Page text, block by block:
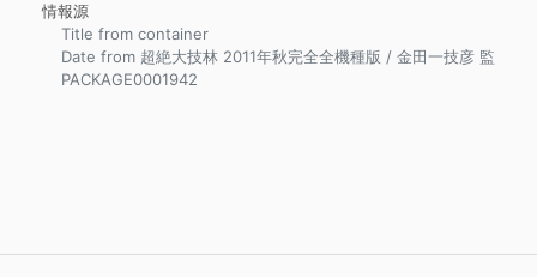
情報源
Title from container
Date from 超絶大技林 2011年秋完全全機種版 / 金田一技彦 監
PACKAGE0001942